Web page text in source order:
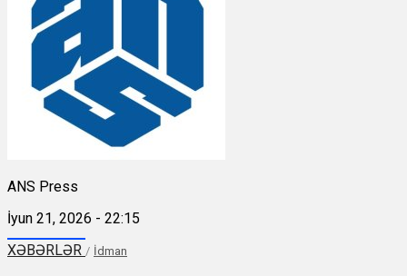
ANS Press
İyun 21, 2026 - 22:15
XƏBƏRLƏR / İdman